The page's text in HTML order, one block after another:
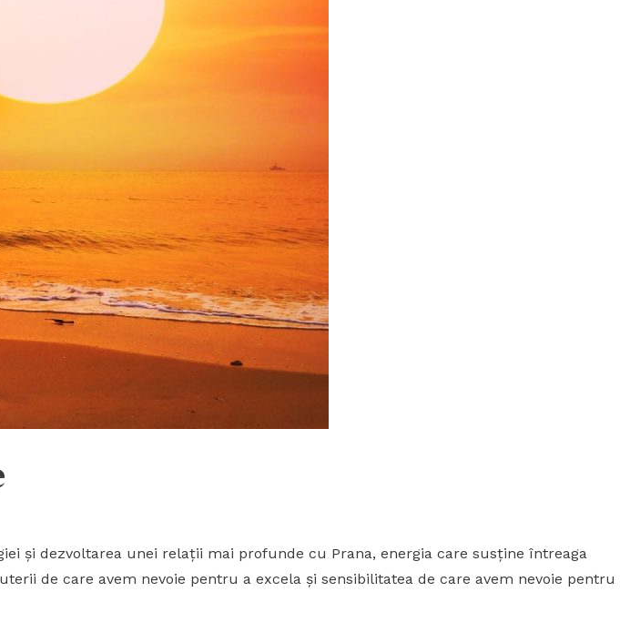
și dezvoltarea unei relații mai profunde cu Prana, energia care susține întreaga
de care avem nevoie pentru a excela și sensibilitatea de care avem nevoie pentru